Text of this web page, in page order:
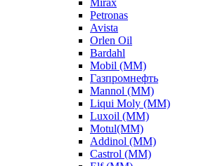
Mirax
Petronas
Avista
Orlen Oil
Bardahl
Mobil (ММ)
Газпромнефть
Mannol (ММ)
Liqui Moly (ММ)
Luxoil (ММ)
Motul(ММ)
Addinol (ММ)
Castrol (ММ)